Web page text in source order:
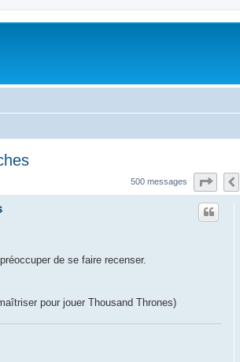
500 messages Page
de se faire recenser.
pour jouer Thousand Thrones)